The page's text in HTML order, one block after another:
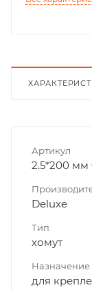
Артикул
2.5*200 мм
Deluxe
Тип
хомут
Назначение
для